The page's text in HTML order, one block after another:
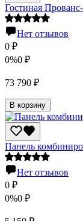
Гостиная
Нет отзывов
0 ₽
0%0 ₽
73 790 ₽
В корзину
Панель
Нет отзывов
0 ₽
0%0 ₽